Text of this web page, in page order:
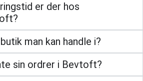
er der hos
man kan handle i?
sin ordrer i Bevtoft?